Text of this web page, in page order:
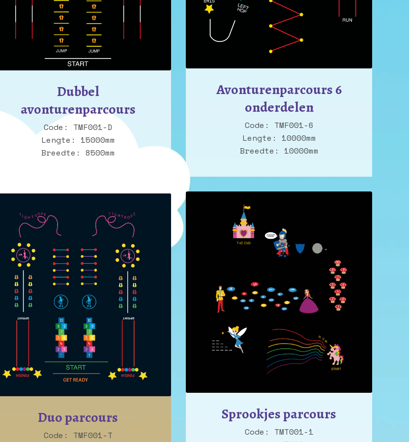
Avonturenparcours 6
onderdelen
Code: TMF001-6
Lengte: 10000mm
Breedte: 10000mm
Dubbel
avonturenparcours
Code: TMF001-D
Lengte: 15000mm
Breedte: 8500mm
Sprookjes parcours
Code: TMT001-1
Duo parcours
Code: TMF001-T